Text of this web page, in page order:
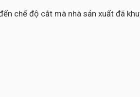
chế độ cắt mà nhà sản xuất đã